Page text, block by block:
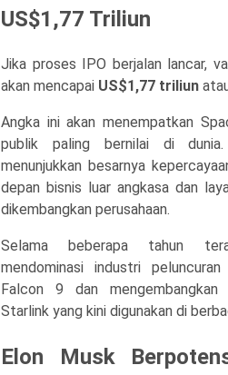
US$1,77 Triliun
Jika proses IPO berjalan lancar,
akan mencapai US$1,77 triliun
Angka ini akan menempatkan
publik paling bernilai di
menunjukkan besarnya
depan bisnis luar angkasa dan
dikembangkan perusahaan.
Selama beberapa tahun
mendominasi industri
Falcon 9 dan
Starlink yang kini digunakan di
Elon Musk